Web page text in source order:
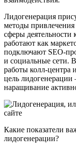
Лидогенерация
методы
сферы
работают как
подключают SEO-
и социальные сети.
работы колл-центра
цель лидогенерации
наращивание
Какие показатели
лидогенерации?